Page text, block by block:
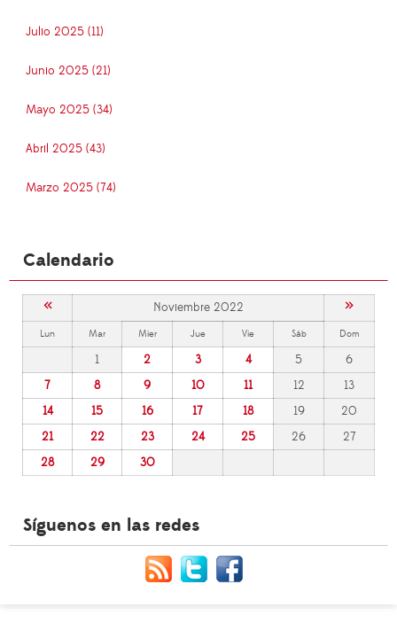
Julio 2025 (11)
Junio 2025 (21)
Mayo 2025 (34)
Abril 2025 (43)
Marzo 2025 (74)
Calendario
« Noviembre 2022 »
Lun Mar Mier Jue Vie Sáb Dom
1 2 3 4 5
6
7
8 9 10 11 12
13
14
15 16 17 18 19
20
21
22 23 24 25 26
27
28
29 30
Síguenos en las redes